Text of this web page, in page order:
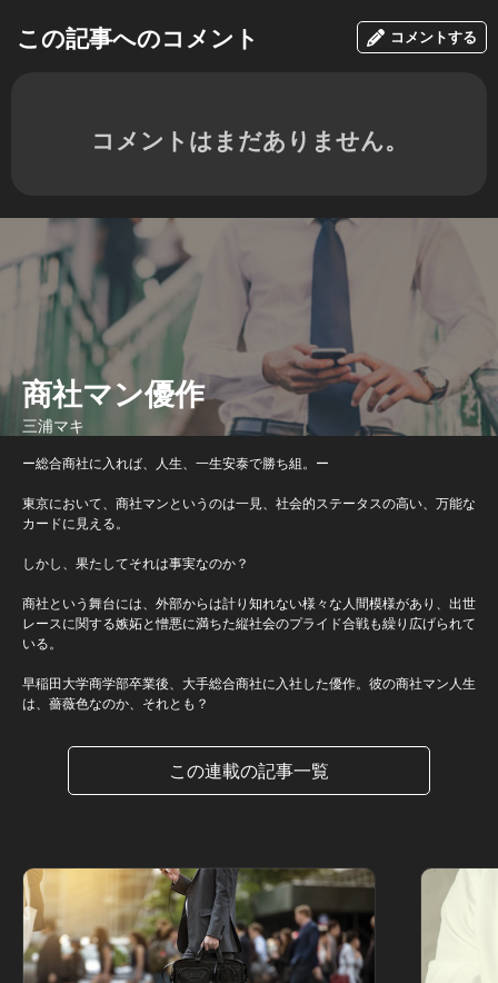
この記事へのコメント コメントする
コメントはまだありません。
商社マン優作
三浦マキ
ー総合商社に入れば、人生、一生安泰で勝ち組。ー
東京において、商社マンというのは一見、社会的ステータスの高い、万能な
カードに見える。
しかし、果たしてそれは事実なのか？
商社という舞台には、外部からは計り知れない様々な人間模様があり、出世
レースに関する嫉妬と憎悪に満ちた縦社会のプライド合戦も繰り広げられて
いる。
早稲田大学商学部卒業後、大手総合商社に入社した優作。彼の商社マン人生
は、薔薇色なのか、それとも？
この連載の記事一覧